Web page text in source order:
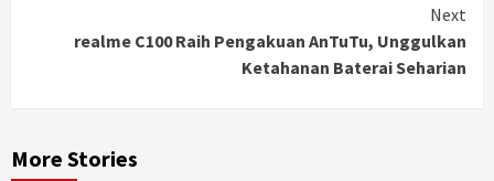
Next
realme C100 Raih Pengakuan AnTuTu, Unggulkan
Ketahanan Baterai Seharian
More Stories